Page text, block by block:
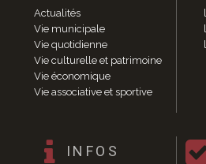
Délibérations 2011
Délibérations 2010
Délibérations 2009
Délibérations 2008
Agenda réunions publiques
Marchés publics
Vie quotidienne
Actualités
Vie municipale
Vie quotidienne
Vie culturelle et patrimoine
Vie économique
Vie associative et sportive
INFOS